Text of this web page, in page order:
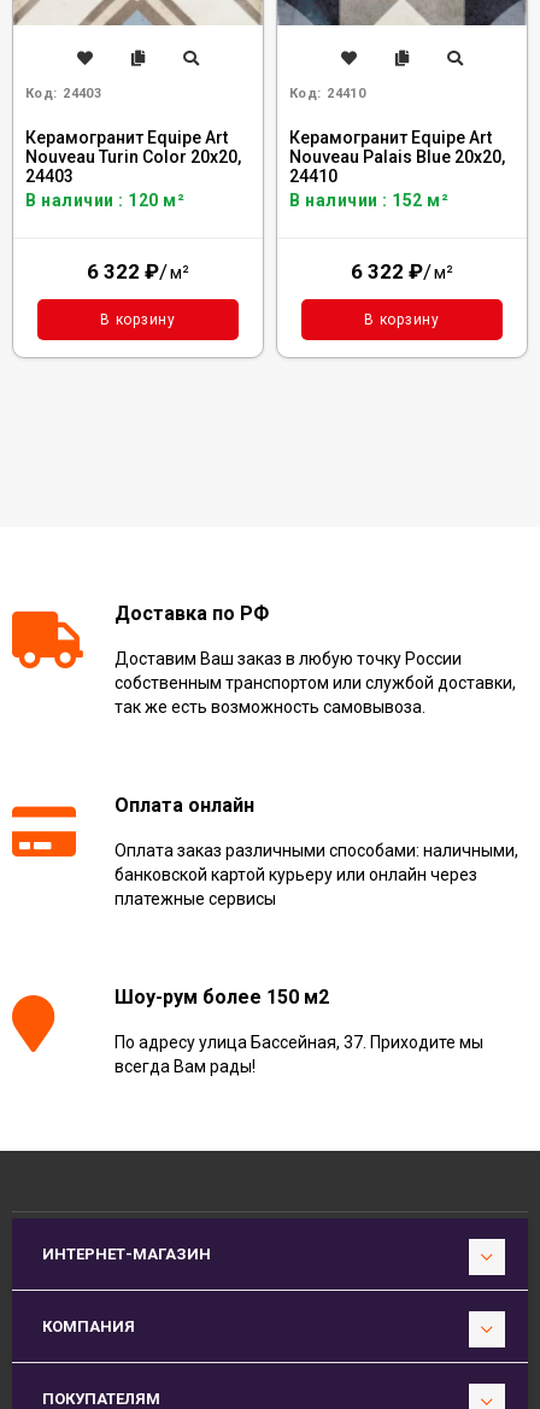
Код: 24403
Керамогранит Equipe Art
Nouveau Turin Color 20x20,
24403
В наличии : 120 м²
6 322 ₽/м²
В корзину
Код: 24410
Керамогранит Equipe Art
Nouveau Palais Blue 20x20,
24410
В наличии : 152 м²
6 322 ₽/м²
В корзину
Доставка по РФ
Доставим Ваш заказ в любую точку России
собственным транспортом или службой доставки,
так же есть возможность самовывоза.
Оплата онлайн
Оплата заказ различными способами: наличными,
банковской картой курьеру или онлайн через
платежные сервисы
Шоу-рум более 150 м2
По адресу улица Бассейная, 37. Приходите мы
всегда Вам рады!
ИНТЕРНЕТ-МАГАЗИН
КОМПАНИЯ
ПОКУПАТЕЛЯМ